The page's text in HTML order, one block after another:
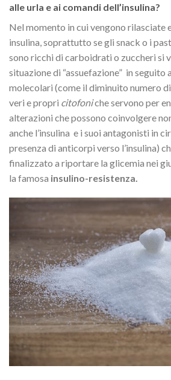
alle urla e ai comandi dell’insulina?
Nel momento in cui vengono rilasciate
insulina, soprattutto se gli snack o i
sono ricchi di carboidrati o zuccheri si
situazione di “assuefazione” in seguito
molecolari (come il diminuito numero
veri e propri citofoniche servono per
alterazioni che possono coinvolgere
anche l’insulina e i suoi antagonisti in
presenza di anticorpi verso l’insulina)
finalizzato a riportare la glicemia nei
la famosa insulino-resistenza.